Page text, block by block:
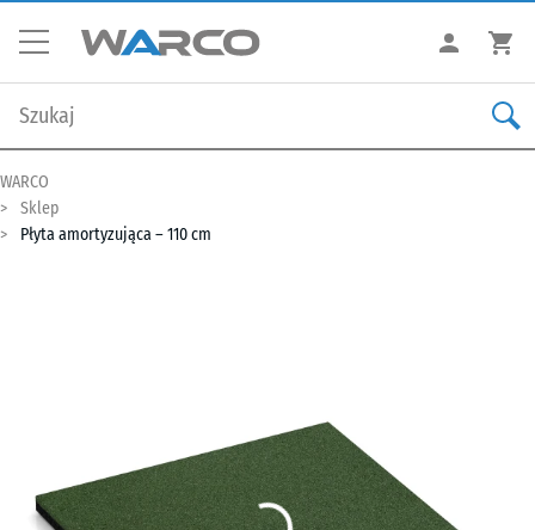
WARCO
Sklep
Płyta amortyzująca – 110 cm